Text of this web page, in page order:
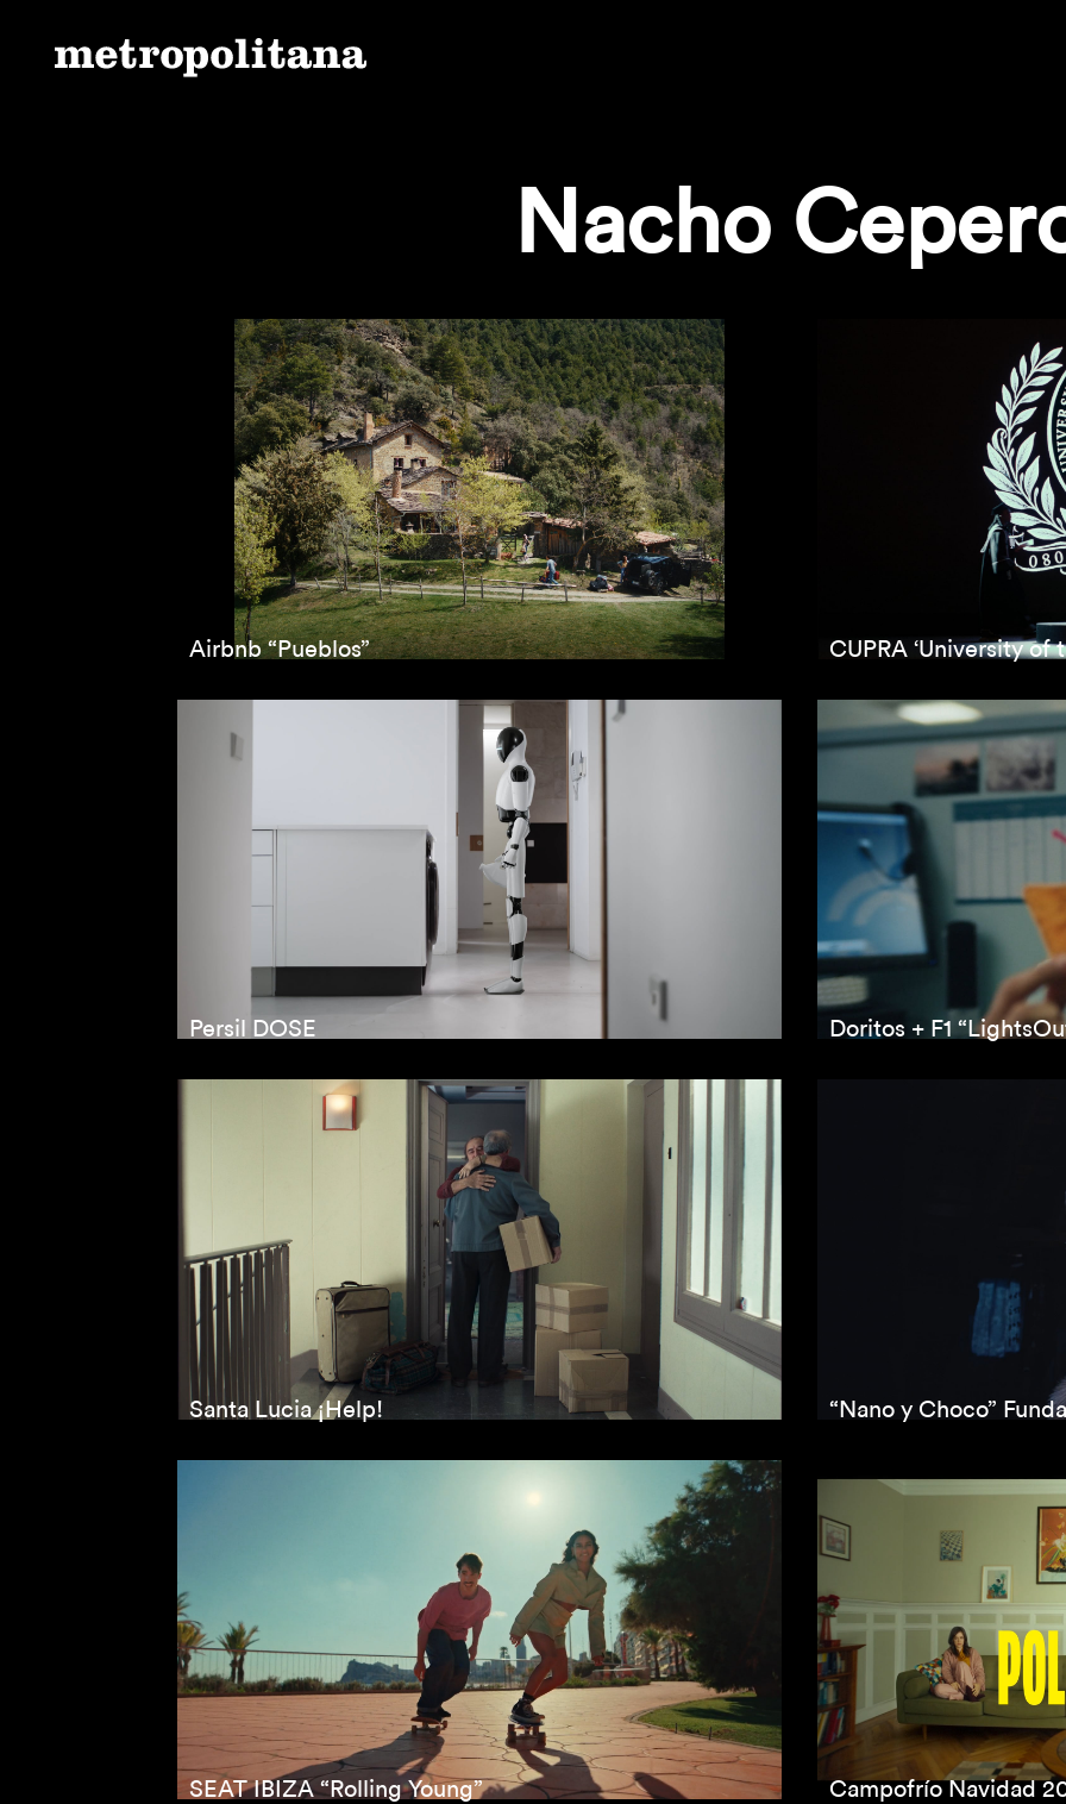
Nacho
Airbnb “Pueblos” CUPRA ‘University of
Persil DOSE Doritos + F1
Santa Lucia ¡Help! “Nano y Choco”
SEAT IBIZA “Rolling Young” Campofrío Navidad